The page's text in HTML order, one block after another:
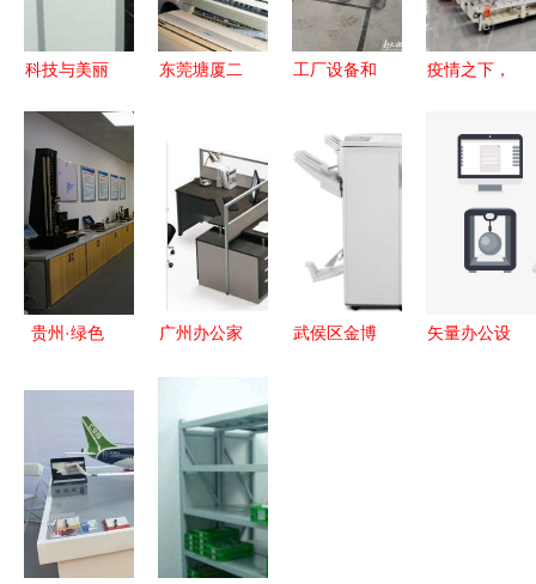
科技与美丽
九龙坡区腾
越办公设备
厂的化妆品
转型之路
东莞塘厦二
塘厦工厂货
架铁床回收
办公用品物
资回收
工厂设备和
售 有需要
的站短 文
疫情之下，
法士特与化
妆品行业的
双重启示录
贵州·绿色
绿“链”行
动，“碳”路
未来
广州办公家
高效服务的
优选之地
武侯区金博
矢量办公设